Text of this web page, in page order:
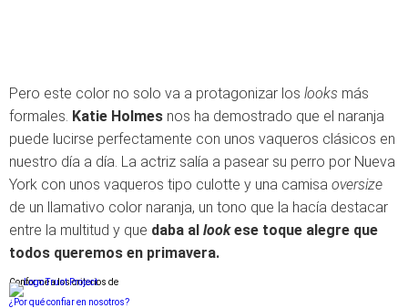
Pero este color no solo va a protagonizar los looks más
formales. Katie Holmes nos ha demostrado que el naranja
puede lucirse perfectamente con unos vaqueros clásicos en
nuestro día a día. La actriz salía a pasear su perro por Nueva
York con unos vaqueros tipo culotte y una camisa oversize
de un llamativo color naranja, un tono que la hacía destacar
entre la multitud y que daba al lookese toque alegre que
todos queremos en primavera.
Conforme a los criterios de
¿Por qué confiar en nosotros?